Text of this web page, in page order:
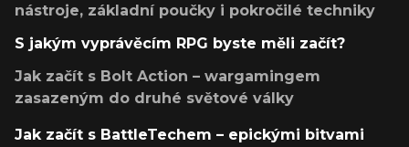
nástroje, základní poučky i pokročilé techniky
S jakým vyprávěcím RPG byste měli začít?
Jak začít s Bolt Action – wargamingem
zasazeným do druhé světové války
Jak začít s BattleTechem – epickými bitvami